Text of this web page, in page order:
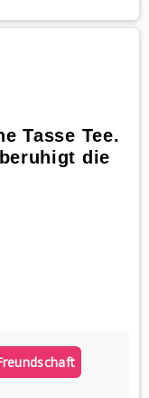
Tasse Tee.
die